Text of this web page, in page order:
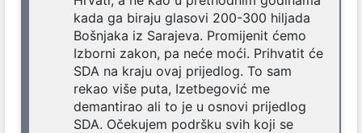
kada ga biraju glasovi 200-300 hiljada
Bošnjaka iz Sarajeva. Promijenit ćemo
Izborni zakon, pa neće moći. Prihvatit će
SDA na kraju ovaj prijedlog. To sam
rekao više puta, Izetbegović me
demantirao ali to je u osnovi prijedlog
SDA. Očekujem podršku svih koji se